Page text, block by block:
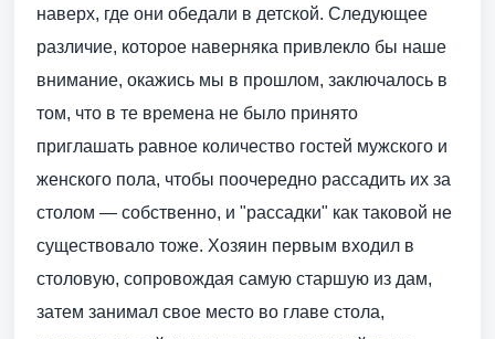
наверх, где они обедали в детской. Следующее
различие, которое наверняка привлекло бы наше
внимание, окажись мы в прошлом, заключалось в
том, что в те времена не было принято
приглашать равное количество гостей мужского и
женского пола, чтобы поочередно рассадить их за
столом — собственно, и "рассадки" как таковой не
существовало тоже. Хозяин первым входил в
столовую, сопровождая самую старшую из дам,
затем занимал свое место во главе стола,